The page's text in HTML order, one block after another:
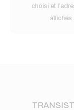
choisi et